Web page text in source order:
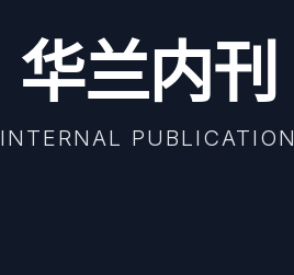
华兰内刊
INTERNAL PUBLICATION